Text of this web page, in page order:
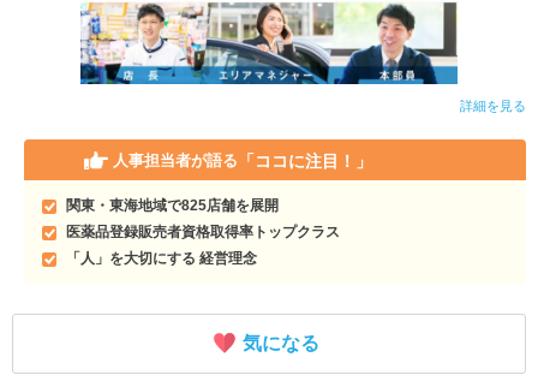
詳細を見る
人事担当者が語る 「ココに注目！」
関東・東海地域で825店舗を展開
医薬品登録販売者資格取得率トップクラス
「人」を大切にする 経営理念
気になる